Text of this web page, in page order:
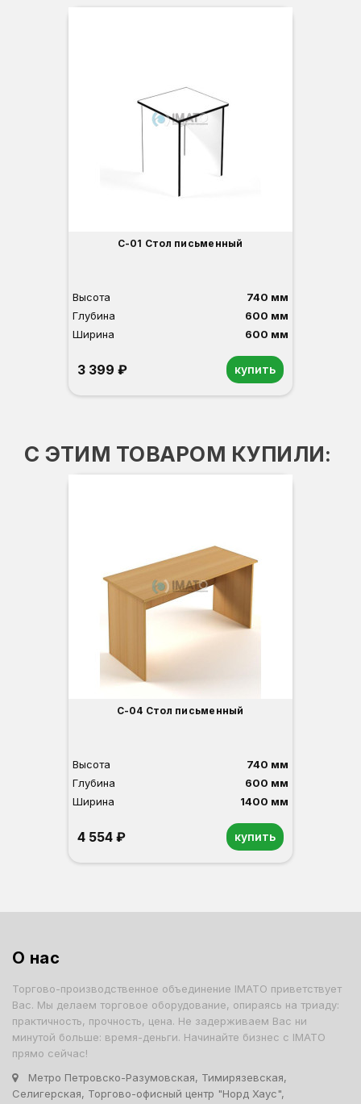
С-01 Стол письменный
Высота
740 мм
Глубина
600 мм
Ширина
600 мм
3 399 ₽ купить
С ЭТИМ ТОВАРОМ КУПИЛИ:
С-04 Стол письменный
Высота
740 мм
Глубина
600 мм
Ширина
1400 мм
4 554 ₽ купить
О нас
Торгово-производственное объединение IMATO приветствует
Вас. Мы делаем торговое оборудование, опираясь на триаду:
практичность, прочность, цена. Не задерживаем Вас ни
минутой больше: время-деньги. Начинайте бизнес с IMATO
прямо сейчас!
Метро Петровско-Разумовская, Тимирязевская,
Селигерская, Торгово-офисный центр "Норд Хаус",